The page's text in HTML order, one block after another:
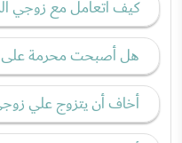
كيف أتعامل مع زوجي
هل أصبحت محرمة على
أخاف أن يتزوج علي